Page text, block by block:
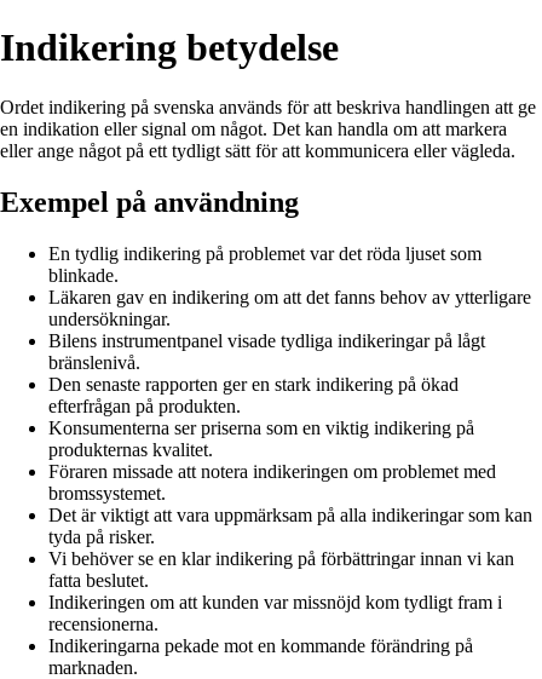
Indikering betydelse
Ordet indikering på svenska används för att beskriva handlingen att ge
en indikation eller signal om något. Det kan handla om att markera
eller ange något på ett tydligt sätt för att kommunicera eller vägleda.
Exempel på användning
En tydlig indikering på problemet var det röda ljuset som
blinkade.
Läkaren gav en indikering om att det fanns behov av ytterligare
undersökningar.
Bilens instrumentpanel visade tydliga indikeringar på lågt
bränslenivå.
Den senaste rapporten ger en stark indikering på ökad
efterfrågan på produkten.
Konsumenterna ser priserna som en viktig indikering på
produkternas kvalitet.
Föraren missade att notera indikeringen om problemet med
bromssystemet.
Det är viktigt att vara uppmärksam på alla indikeringar som kan
tyda på risker.
Vi behöver se en klar indikering på förbättringar innan vi kan
fatta beslutet.
Indikeringen om att kunden var missnöjd kom tydligt fram i
recensionerna.
Indikeringarna pekade mot en kommande förändring på
marknaden.